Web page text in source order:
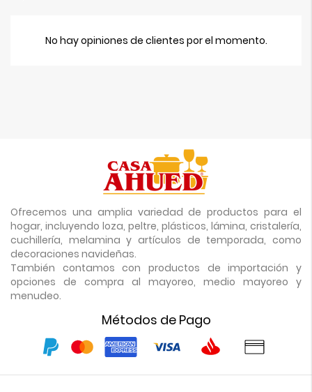
No hay opiniones de clientes por el momento.
Ofrecemos una amplia variedad de productos para el
hogar, incluyendo loza, peltre, plásticos, lámina, cristalería,
cuchillería, melamina y artículos de temporada, como
decoraciones navideñas.
También contamos con productos de importación y
opciones de compra al mayoreo, medio mayoreo y
menudeo.
Métodos de Pago